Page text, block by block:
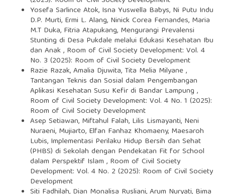
Yosefa Sarlince Atok, Isna Yuswella Babys, Ni Putu Indu
D.P. Murti, Ermi L. Alang, Ninick Corea Fernandes, Maria
M.T Duka, Fitria Atapukang, Mengurangi Prevalensi
Stunting di Desa Pukdale melalui Edukasi Kesehatan Ibu
dan Anak, Room of Civil Society Development: Vol. 4
No. 3 (2025): Room of Civil Society Development
Razie Razak, Amalia Djuwita, Tita Melia Milyane ,
Tantangan Teknis dan Sosial dalam Pengembangan
Aplikasi Kesehatan Susu Kefir di Bandar Lampung ,
Room of Civil Society Development: Vol. 4 No. 1 (2025):
Room of Civil Society Development
Asep Setiawan, Miftahul Falah, Lilis Lismayanti, Neni
Nuraeni, Mujiarto, Elfan Fanhaz Khomaeny, Maesaroh
Lubis, Implementasi Perilaku Hidup Bersih dan Sehat
(PHBS) di Sekolah dengan Pendekatan Fit for School
dalam Perspektif Islam , Room of Civil Society
Development: Vol. 4 No. 2 (2025): Room of Civil Society
Development